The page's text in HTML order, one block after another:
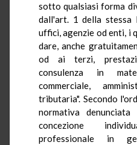
sotto qualsiasi forma
dall'art. 1 della stessa
uffici, agenzie od enti, i
dare, anche
od ai terzi,
consulenza in
commerciale,
tributaria". Secondo
normativa denunciata
concezione
professionale in